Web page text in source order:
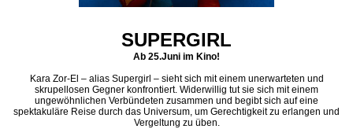
SUPERGIRL
Ab 25.Juni im Kino!
Kara Zor-El – alias Supergirl – sieht sich mit einem unerwarteten und
skrupellosen Gegner konfrontiert. Widerwillig tut sie sich mit einem
ungewöhnlichen Verbündeten zusammen und begibt sich auf eine
spektakuläre Reise durch das Universum, um Gerechtigkeit zu erlangen und
Vergeltung zu üben.